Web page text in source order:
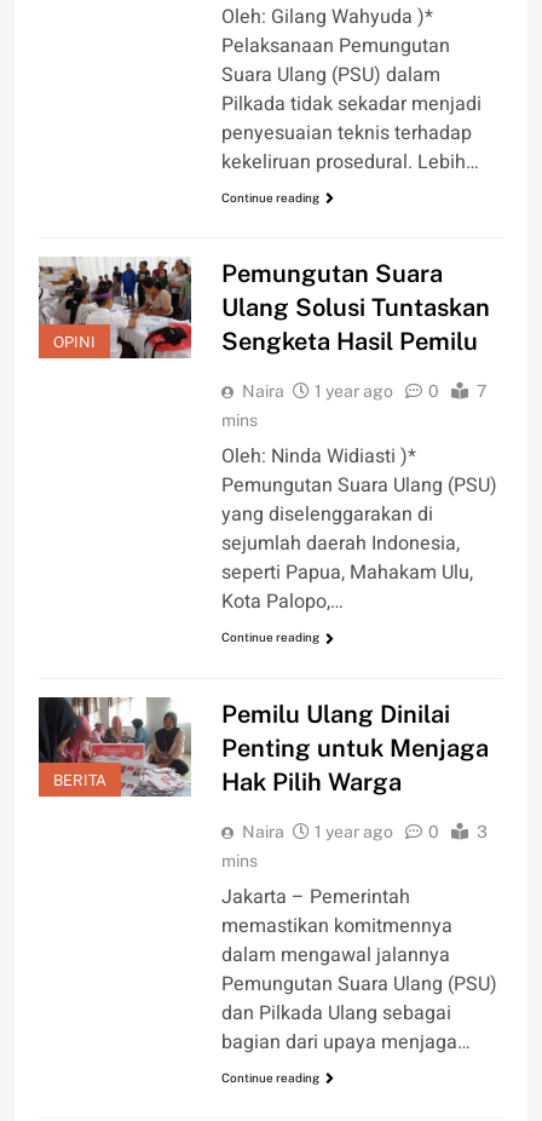
Oleh: Gilang Wahyuda )*
Pelaksanaan Pemungutan
Suara Ulang (PSU) dalam
Pilkada tidak sekadar menjadi
penyesuaian teknis terhadap
kekeliruan prosedural. Lebih…
Continue reading
OPINI
Pemungutan Suara
Ulang Solusi Tuntaskan
Sengketa Hasil Pemilu
Naira 1 year ago 0
7
mins
Oleh: Ninda Widiasti )*
Pemungutan Suara Ulang (PSU)
yang diselenggarakan di
sejumlah daerah Indonesia,
seperti Papua, Mahakam Ulu,
Kota Palopo,…
Continue reading
BERITA
Pemilu Ulang Dinilai
Penting untuk Menjaga
Hak Pilih Warga
Naira 1 year ago 0
3
mins
Jakarta – Pemerintah
memastikan komitmennya
dalam mengawal jalannya
Pemungutan Suara Ulang (PSU)
dan Pilkada Ulang sebagai
bagian dari upaya menjaga…
Continue reading